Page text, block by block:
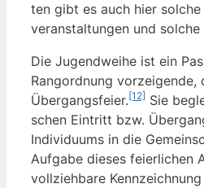
ten gibt es auch hier
ver­an­stal­tun­gen und sol­che
Die Jugend­wei­he ist ein
Rang­ord­nung vor­zei­gen­de,
Über­gangs­fei­er.[12] Sie
schen Ein­tritt bzw.
Indi­vi­du­ums in die
Auf­ga­be die­ses fei­er­li­chen
voll­zieh­ba­re